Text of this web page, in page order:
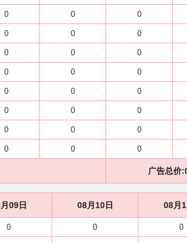
0 0 0
0 0 0
0 0 0
0 0 0
0 0 0
0 0 0
0 0 0
0 0 0
广告总价:
09日 08月10日 08月
0 0 0